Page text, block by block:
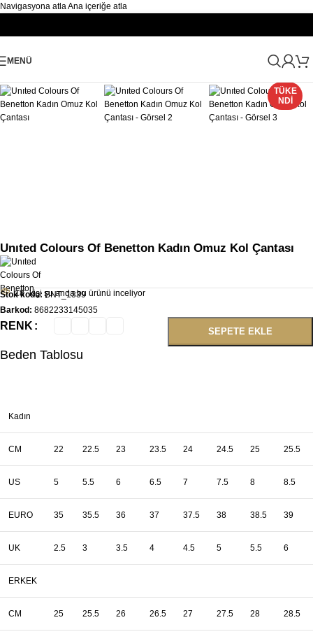
Navigasyona atlaAna içeriğe atla
MENÜ
Ana Sayfa
TÜKE
NDI
Unıted Colours Of Benetton Kadın Omuz Kol Çantası
18 kişi şu anda bu ürünü inceliyor
Stok kodu:BNT_1339
Barkod: 8682233145035
RENK SEPETE EKLE
Beden Tablosu
Kadın
CM 22 22.5 23 23.5 24 24.5 25 25.5
US 5 5.5 6 6.5 7 7.5 8 8.5
EURO 35 35.5 36 37 37.5 38 38.5 39
UK 2.5 3 3.5 4 4.5 5 5.5 6
ERKEK
CM 25 25.5 26 26.5 27 27.5 28 28.5